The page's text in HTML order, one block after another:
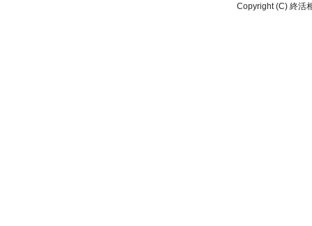
Copyright (C) 終活